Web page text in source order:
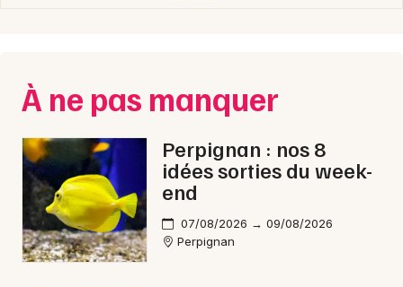
À ne pas manquer
Perpignan : nos 8
idées sorties du week-
end
07/08/2026 → 09/08/2026
Perpignan